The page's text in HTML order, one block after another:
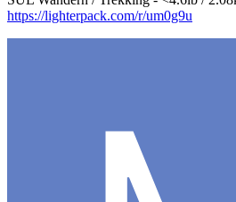
https://lighterpack.com/r/um0g9u